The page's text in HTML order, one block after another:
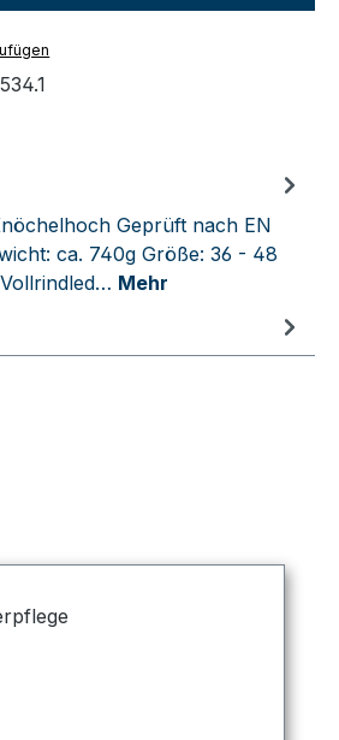
Geprüft nach EN
ca. 740g Größe: 36 - 48
Mehr